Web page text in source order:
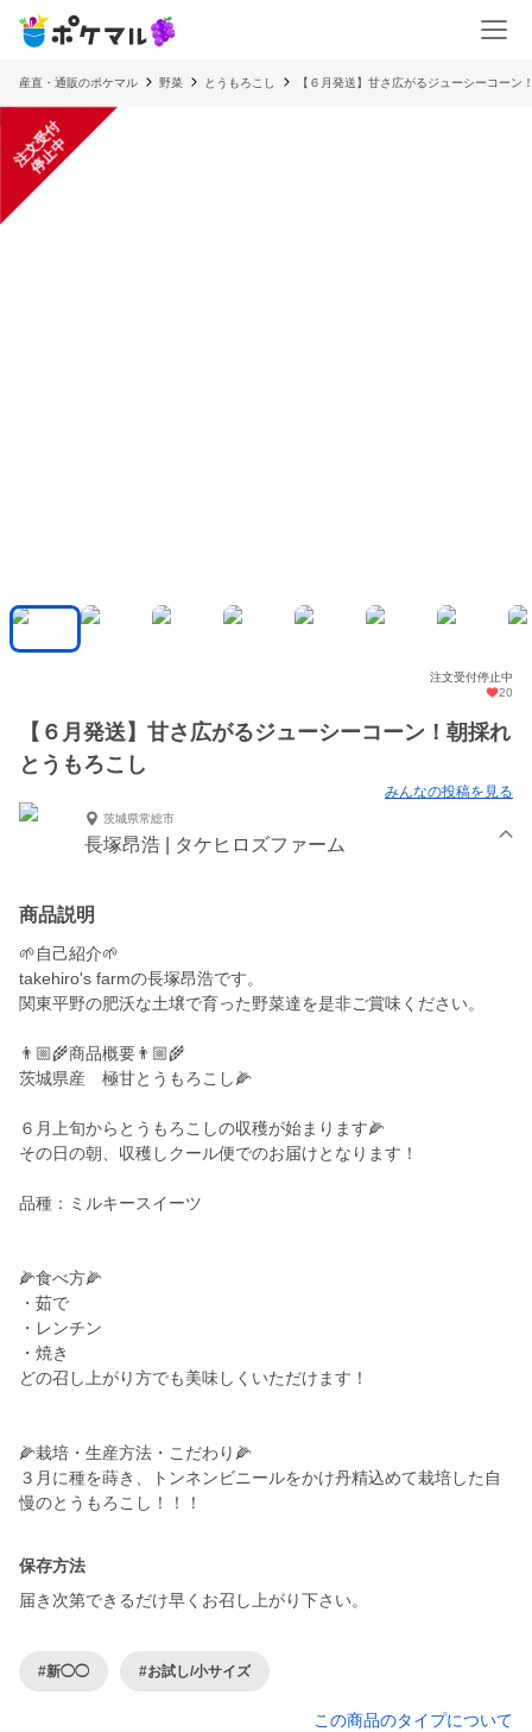
産直・通販のポケマル 野菜 とうもろこし 【６月発送】甘さ広がるジューシーコーン
注
文
受
付
停
止
中
注文受付停止中
20
【６月発送】甘さ広がるジューシーコーン！朝採れ
とうもろこし
みんなの投稿を見る
茨城県常総市
長塚昂浩 | タケヒロズファーム
商品説明
🌱自己紹介🌱
takehiro's farmの長塚昂浩です。
関東平野の肥沃な土壌で育った野菜達を是非ご賞味ください。
👨🏼‍🌾商品概要👨🏼‍🌾
茨城県産 極甘とうもろこし🌽
６月上旬からとうもろこしの収穫が始まります🌽
その日の朝、収穫しクール便でのお届けとなります！
品種：ミルキースイーツ
🌽食べ方🌽
・茹で
・レンチン
・焼き
どの召し上がり方でも美味しくいただけます！
🌽栽培・生産方法・こだわり🌽
３月に種を蒔き、トンネンビニールをかけ丹精込めて栽培した自
保存方法
届き次第できるだけ早くお召し上がり下さい。
#新◯◯ #お試し/小サイズ
この商品のタイプについて